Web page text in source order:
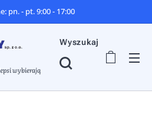
pn. - pt. 9:00 - 17:00
wybierają
Wyszukaj